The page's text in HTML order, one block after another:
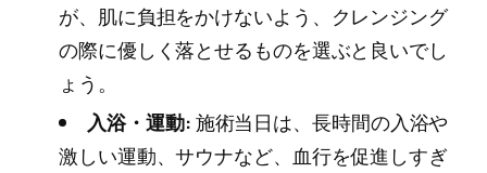
が、肌に負担をかけないよう、クレンジング
の際に優しく落とせるものを選ぶと良いでし
ょう。
入浴・運動:施術当日は、長時間の入浴や
激しい運動、サウナなど、血行を促進しすぎ